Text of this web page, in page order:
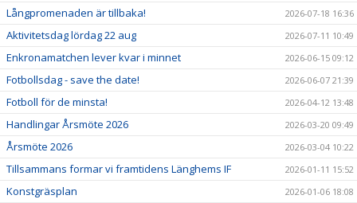
Långpromenaden är tillbaka! 2026-07-18 16:36
Aktivitetsdag lördag 22 aug 2026-07-11 10:49
Enkronamatchen lever kvar i minnet 2026-06-15 09:12
Fotbollsdag - save the date! 2026-06-07 21:39
Fotboll för de minsta! 2026-04-12 13:48
Handlingar Årsmöte 2026 2026-03-20 09:49
Årsmöte 2026 2026-03-04 10:22
Tillsammans formar vi framtidens Länghems IF 2026-01-11 15:52
Konstgräsplan 2026-01-06 18:08